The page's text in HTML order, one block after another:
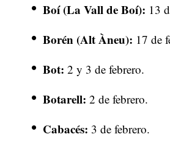
Boí (La Vall de Boí): 13
Borén (Alt Àneu): 17 de
Bot: 2 y 3 de febrero.
Botarell: 2 de febrero.
Cabacés: 3 de febrero.